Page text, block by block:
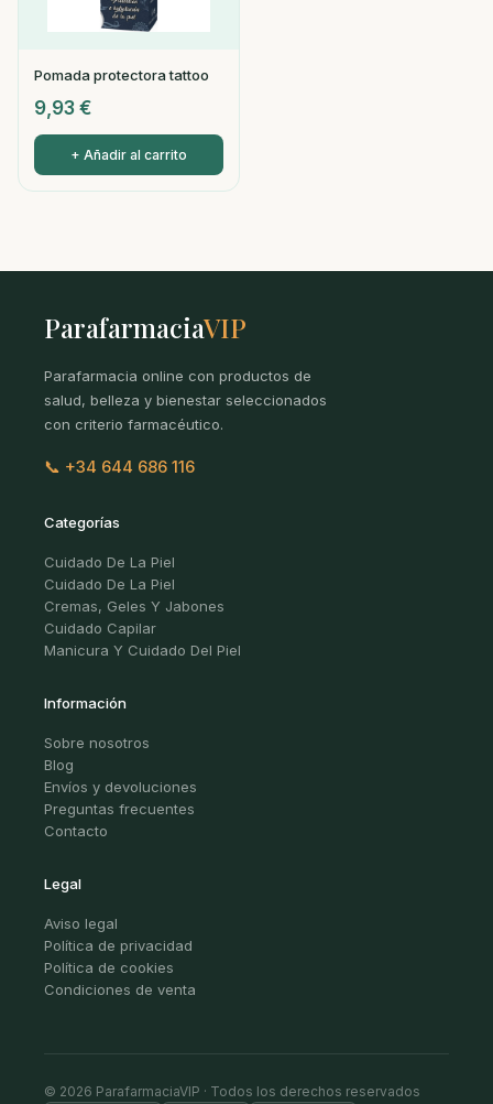
Pomada protectora tattoo
9,93 €
+ Añadir al carrito
ParafarmaciaVIP
Parafarmacia online con productos de
salud, belleza y bienestar seleccionados
con criterio farmacéutico.
📞 +34 644 686 116
Categorías
Cuidado De La Piel
Cuidado De La Piel
Cremas, Geles Y Jabones
Cuidado Capilar
Manicura Y Cuidado Del Piel
Información
Sobre nosotros
Blog
Envíos y devoluciones
Preguntas frecuentes
Contacto
Legal
Aviso legal
Política de privacidad
Política de cookies
Condiciones de venta
© 2026 ParafarmaciaVIP · Todos los derechos reservados